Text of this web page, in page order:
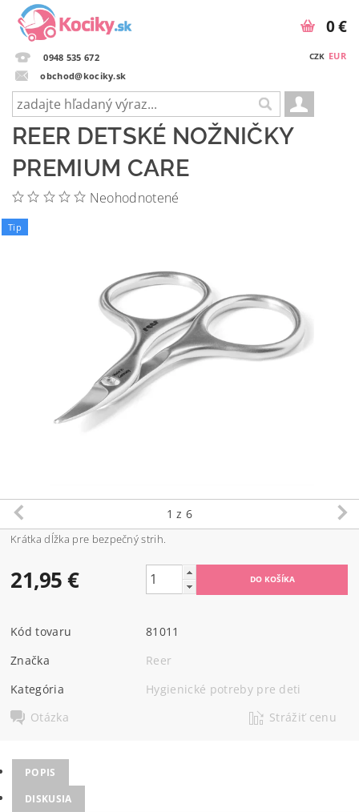
0948 535 672
obchod@kociky.sk
CZK EUR
0 €
REER DETSKÉ NOŽNIČKY
PREMIUM CARE
Neohodnotené
Tip
1 z 6
Krátka dĺžka pre bezpečný strih.
21,95 €
Kód tovaru
81011
Značka
Reer
Kategória
Hygienické potreby pre deti
Otázka
Strážiť cenu
POPIS
DISKUSIA